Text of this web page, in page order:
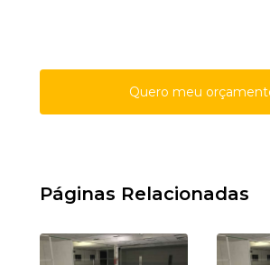
Quero meu
Páginas Relacionadas